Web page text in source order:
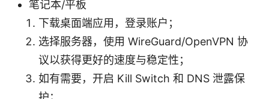
笔记本/平板
下载桌面端应用，登录账户；
选择服务器，使用 WireGuard/OpenVPN 协
议以获得更好的速度与稳定性；
如有需要，开启 Kill Switch 和 DNS 泄露保